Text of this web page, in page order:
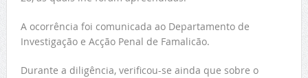
A ocorrência foi comunicada ao Departamento de
Investigação e Acção Penal de Famalicão.
Durante a diligência, verificou-se ainda que sobre o